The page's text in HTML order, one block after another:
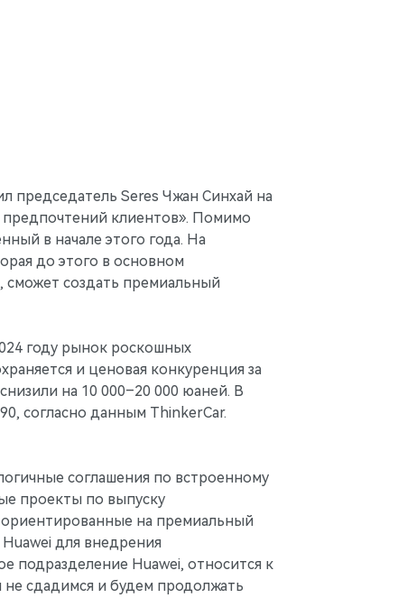
председатель Seres Чжан Синхай на
предпочтений клиентов». Помимо
в начале этого года. На
до этого в основном
сможет создать премиальный
году рынок роскошных
и ценовая конкуренция за
на 10 000–20 000 юаней. В
согласно данным ThinkerCar.
соглашения по встроенному
проекты по выпуску
ориентированные на премиальный
для внедрения
подразделение Huawei, относится к
сдадимся и будем продолжать